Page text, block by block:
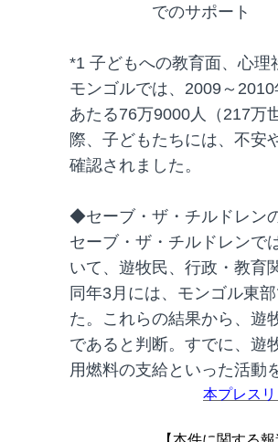
でのサポート
*1 子どもへの教育面、心理
モンゴルでは、2009～
あたる76万9000人（217万
際、子どもたちには、不安
確認されました。
◆セーブ・ザ・チルドレン
セーブ・ザ・チルドレンで
いて、遊牧民、行政・教育
同年3月には、モンゴル東
た。これらの結果から、遊
であると判断。すでに、遊
用燃料の支給といった活動
本プレス